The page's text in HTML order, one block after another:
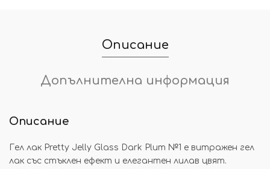
Описание
Допълнителна информация
Описание
Гел лак Pretty Jelly Glass Dark Plum №1 е витражен гел
лак със стъклен ефект и елегантен лилав цвят.